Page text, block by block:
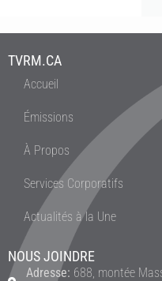
TVRM.CA
Accueil
Émissions
À Propos
Services Corporatifs
Actualités à la Une
NOUS JOINDRE
Adresse: 688, montée